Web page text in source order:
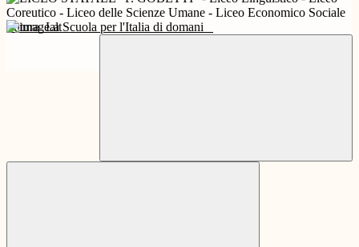
Futura La Scuola per l'Italia di domani